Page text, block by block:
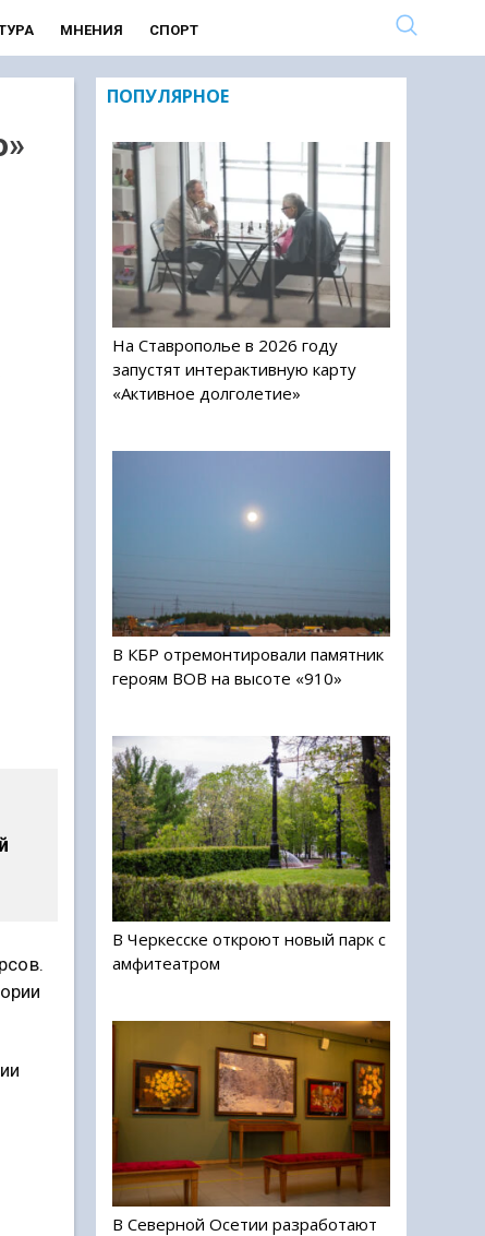
МНЕНИЯ СПОРТ
ПОПУЛЯРНОЕ
На Ставрополье в 2026 году
запустят интерактивную карту
«Активное долголетие»
В КБР отремонтировали памятник
героям ВОВ на высоте «910»
В Черкесске откроют новый парк с
амфитеатром
В Северной Осетии разработают